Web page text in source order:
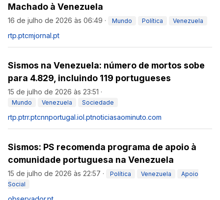
Machado à Venezuela
16 de julho de 2026 às 06:49 · Mundo Política Venezuela
rtp.ptcmjornal.pt
Sismos na Venezuela: número de mortos sobe
para 4.829, incluindo 119 portugueses
15 de julho de 2026 às 23:51 ·
Mundo Venezuela Sociedade
rtp.ptrr.ptcnnportugal.iol.ptnoticiasaominuto.com
Sismos: PS recomenda programa de apoio à
comunidade portuguesa na Venezuela
15 de julho de 2026 às 22:57 · Política Venezuela
Apoio
Social